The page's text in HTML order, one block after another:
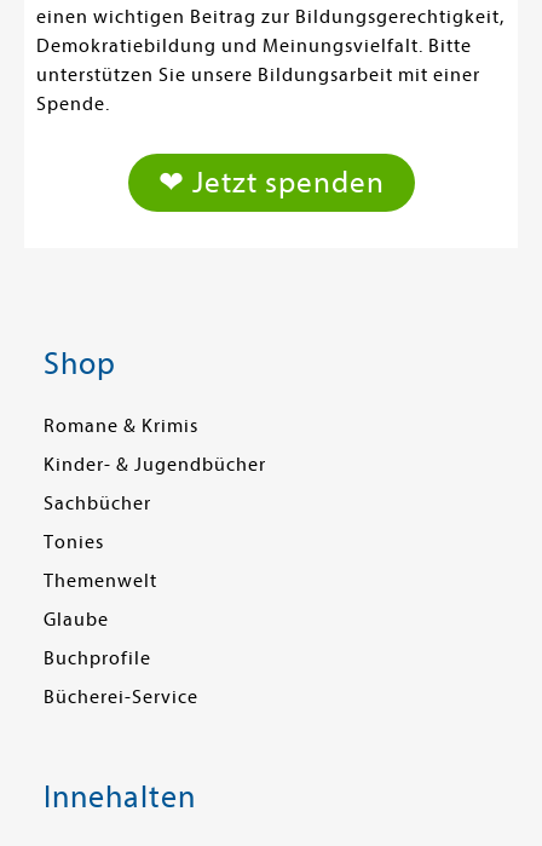
einen wichtigen Beitrag zur Bildungsgerechtigkeit,
Demokratiebildung und Meinungsvielfalt. Bitte
unterstützen Sie unsere Bildungsarbeit mit einer
Spende.
❤ Jetzt spenden
Shop
Romane & Krimis
Kinder- & Jugendbücher
Sachbücher
Tonies
Themenwelt
Glaube
Buchprofile
Bücherei-Service
Innehalten